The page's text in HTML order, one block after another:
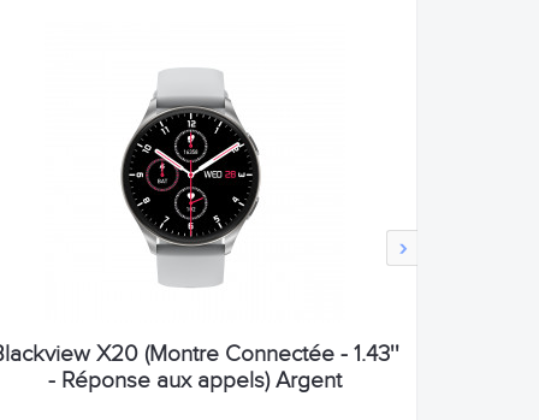
›
X20 (Montre Connectée - 1.43''
- Réponse aux appels) Argent